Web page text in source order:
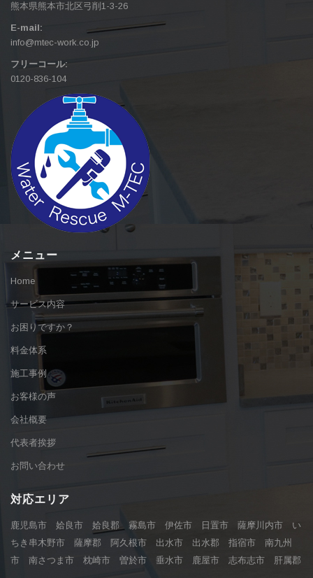
熊本県熊本市北区弓削1-3-26
E-mail:
info@mtec-work.co.jp
フリーコール:
0120-836-104
メニュー
Home
サービス内容
お困りですか？
料金体系
施工事例
お客様の声
会社概要
代表者挨拶
お問い合わせ
対応エリア
鹿児島市 姶良市 姶良郡 霧島市 伊佐市 日置市 薩摩川内市 い
ちき串木野市 薩摩郡 阿久根市 出水市 出水郡 指宿市 南九州
市 南さつま市 枕崎市 曽於市 垂水市 鹿屋市 志布志市 肝属郡